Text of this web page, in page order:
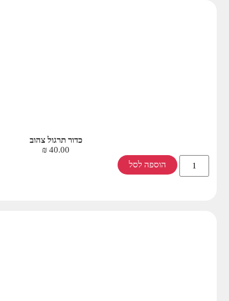
כדור תרגול צהוב
40.00
₪
הוספה לסל